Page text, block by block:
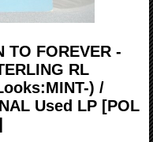
TO FOREVER -
RL
) /
Used LP [POL